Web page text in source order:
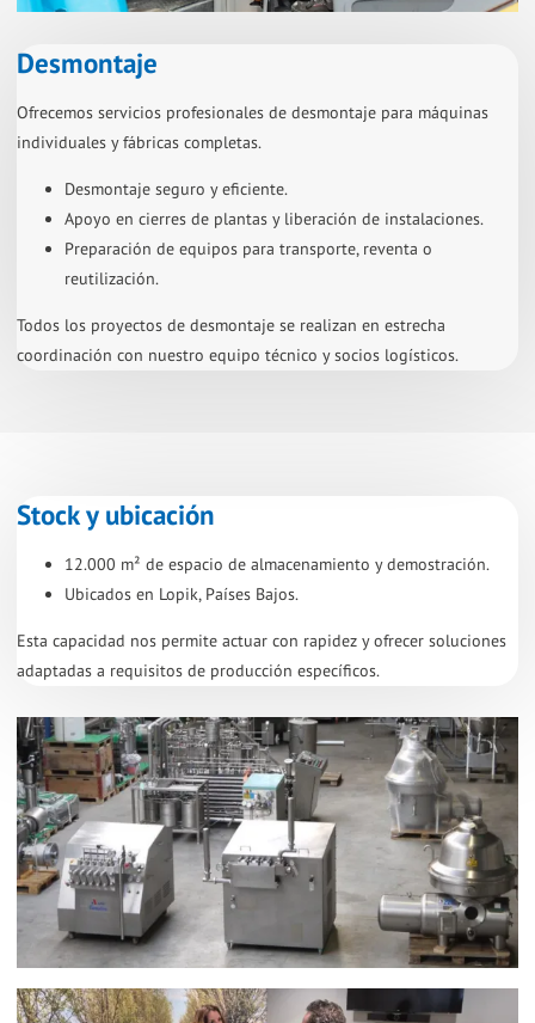
Desmontaje
Ofrecemos servicios profesionales de desmontaje para máquinas
individuales y fábricas completas.
Desmontaje seguro y eficiente.
Apoyo en cierres de plantas y liberación de instalaciones.
Preparación de equipos para transporte, reventa o
reutilización.
Todos los proyectos de desmontaje se realizan en estrecha
coordinación con nuestro equipo técnico y socios logísticos.
Stock y ubicación
12.000 m² de espacio de almacenamiento y demostración.
Ubicados en Lopik, Países Bajos.
Esta capacidad nos permite actuar con rapidez y ofrecer soluciones
adaptadas a requisitos de producción específicos.